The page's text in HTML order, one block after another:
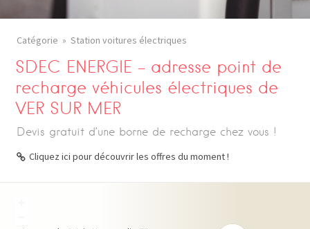
Catégorie Station voitures électriques
SDEC ENERGIE – adresse point de
recharge véhicules électriques de
VER SUR MER
Devis gratuit d’une borne de recharge chez vous !
Cliquez ici pour découvrir les offres du moment !